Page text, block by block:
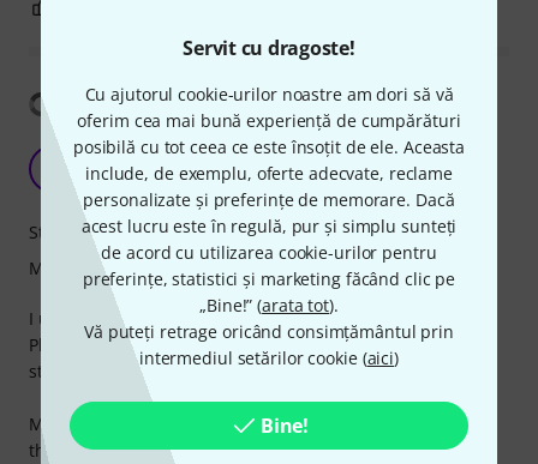
Servit cu dragoste!
Cu ajutorul cookie-urilor noastre am dori să vă
oferim cea mai bună experiență de cumpărături
posibilă cu tot ceea ce este însoțit de ele. Aceasta
include, de exemplu, oferte adecvate, reclame
personalizate și preferințe de memorare. Dacă
acest lucru este în regulă, pur și simplu sunteți
de acord cu utilizarea cookie-urilor pentru
preferințe, statistici și marketing făcând clic pe
„Bine!” (arata tot).
Vă puteți retrage oricând consimțământul prin
intermediul setărilor cookie (aici)
Bine!
Arată traducerea
Easily holds even 32-inch monitor!
vitaliistep 21.12.2017
I use it with K&M 19685 to hold 32-inch monitor (7.80kg,
Philips BDM3270QP2) without any problems. Everything is
sturdy, tight and fits perfectly to K&M 18810 stand.
My requests: red color option and K&M 18814 Adapter in
the package.
Stabilitate
Măiestrie